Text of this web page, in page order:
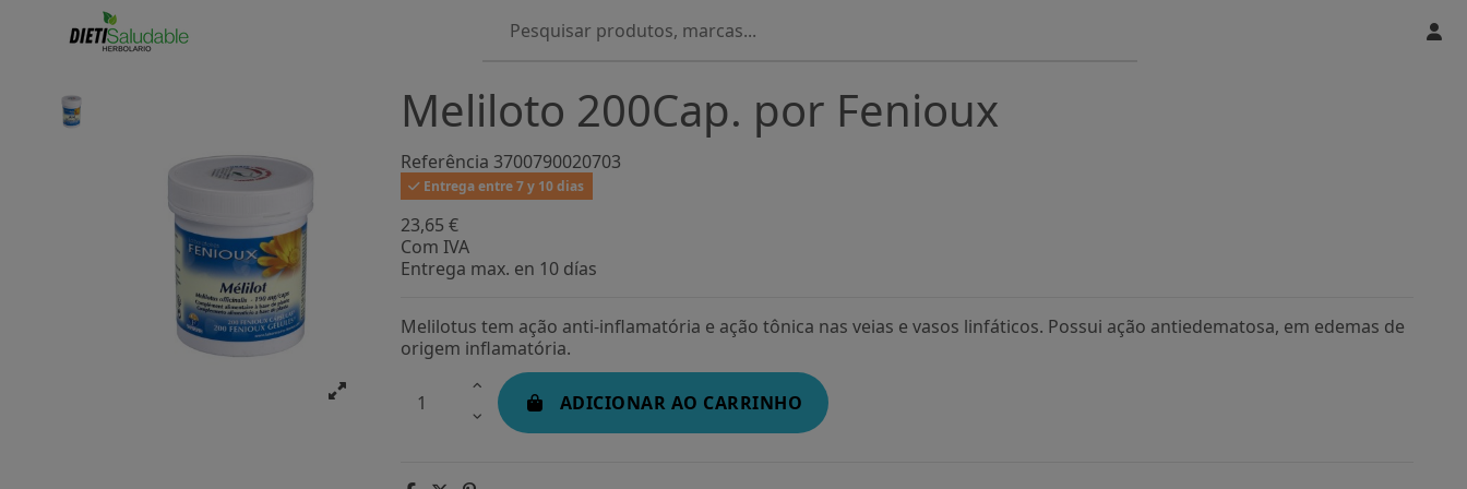
Meliloto 200Cap. por Fenioux
Referência 3700790020703
Entrega entre 7 y 10 dias
23,65 €
Com IVA
Entrega max. en 10 días
Melilotus tem ação anti-inflamatória e ação tônica nas veias e vasos linfáticos. Possui ação antiedematosa, em edemas de
origem inflamatória.
ADICIONAR AO CARRINHO